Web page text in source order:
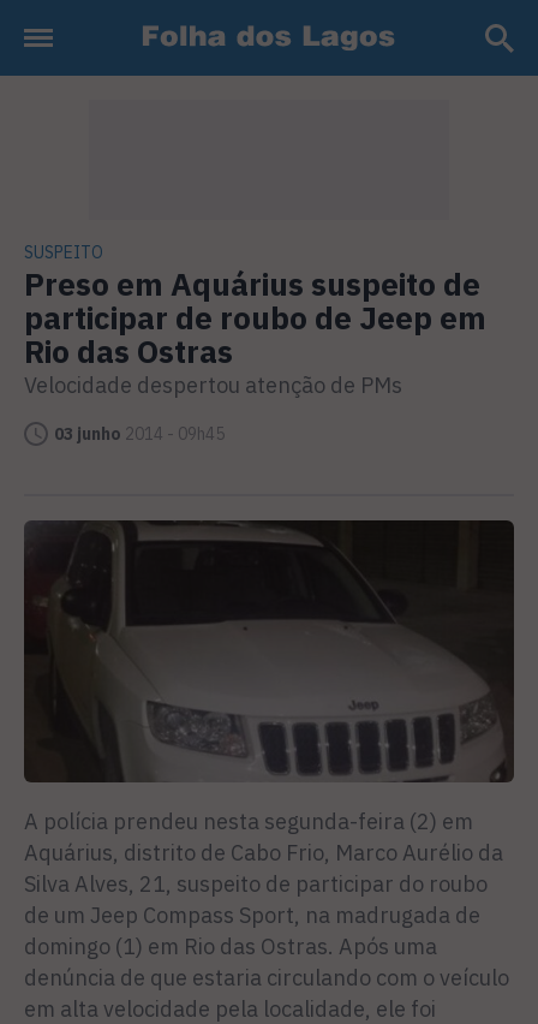
SUSPEITO
Preso em Aquárius suspeito de
participar de roubo de Jeep em
Rio das Ostras
Velocidade despertou atenção de PMs
03 junho 2014 - 09h45
A polícia prendeu nesta segunda-feira (2) em
Aquárius, distrito de Cabo Frio, Marco Aurélio da
Silva Alves, 21, suspeito de participar do roubo
de um Jeep Compass Sport, na madrugada de
domingo (1) em Rio das Ostras. Após uma
denúncia de que estaria circulando com o veículo
em alta velocidade pela localidade, ele foi